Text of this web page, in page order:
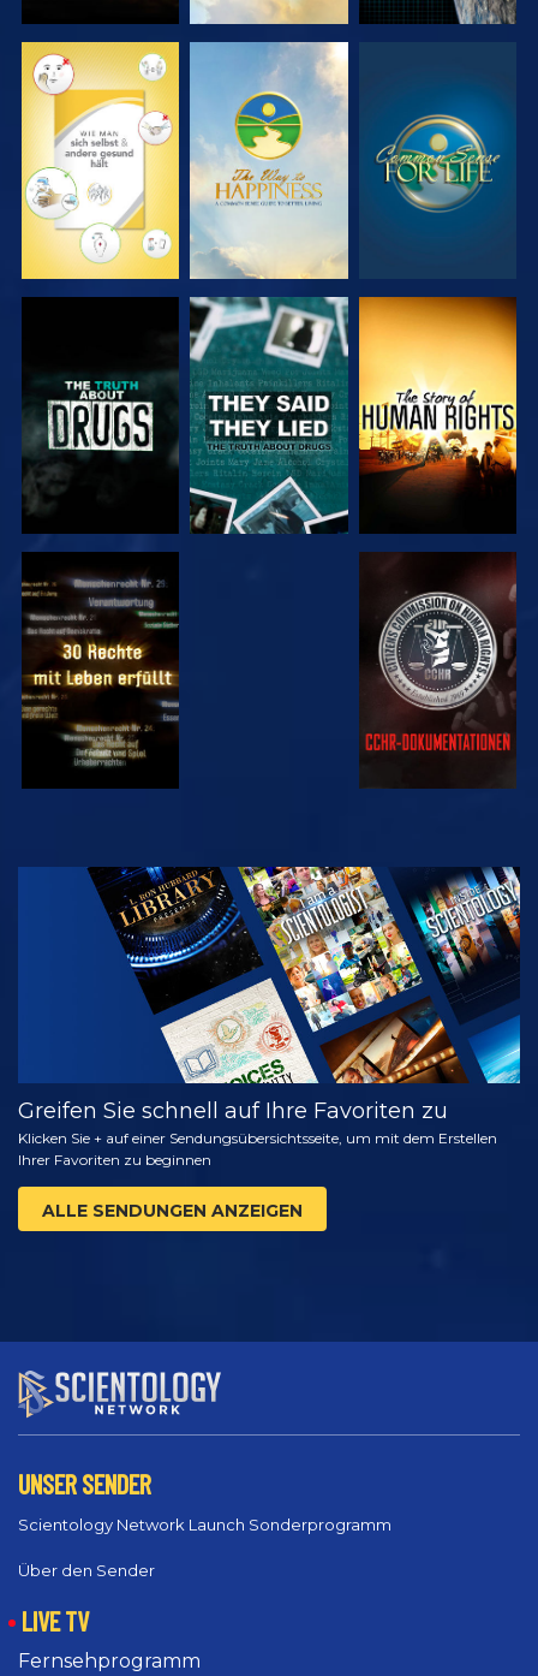
ANSEHEN ANSEHEN ANSEHEN
ANSEHEN ANSEHEN
ANSEHEN ANSEHEN
ANSEHEN
SERIE
ENTDECKEN
Greifen Sie schnell auf Ihre Favoriten zu
Klicken Sie + auf einer Sendungsübersichtsseite, um mit dem Erstellen
Ihrer Favoriten zu beginnen
ALLE SENDUNGEN ANZEIGEN
UNSER SENDER
Scientology Network Launch Sonderprogramm
Über den Sender
LIVE TV
Fernsehprogramm